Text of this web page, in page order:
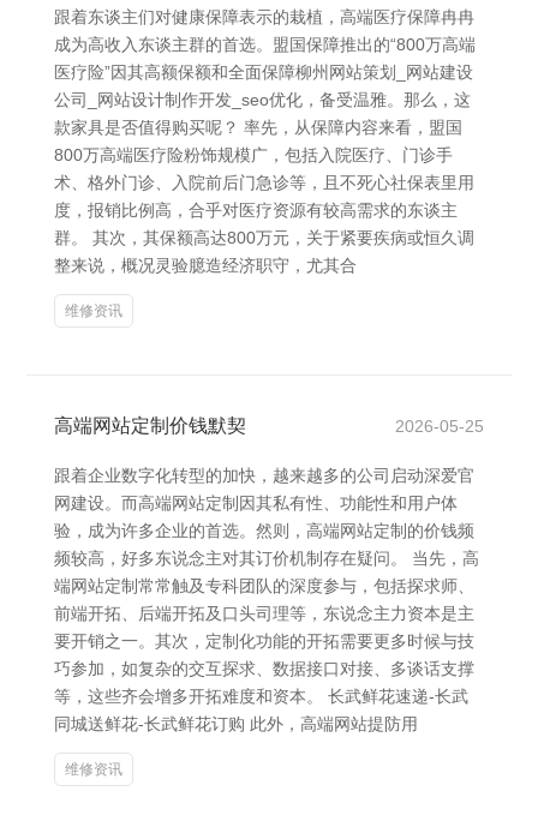
跟着东谈主们对健康保障表示的栽植，高端医疗保障冉冉
成为高收入东谈主群的首选。盟国保障推出的“800万高端
医疗险”因其高额保额和全面保障柳州网站策划_网站建设
公司_网站设计制作开发_seo优化，备受温雅。那么，这
款家具是否值得购买呢？ 率先，从保障内容来看，盟国
800万高端医疗险粉饰规模广，包括入院医疗、门诊手
术、格外门诊、入院前后门急诊等，且不死心社保表里用
度，报销比例高，合乎对医疗资源有较高需求的东谈主
群。 其次，其保额高达800万元，关于紧要疾病或恒久调
整来说，概况灵验臆造经济职守，尤其合
维修资讯
高端网站定制价钱默契 2026-05-25
跟着企业数字化转型的加快，越来越多的公司启动深爱官
网建设。而高端网站定制因其私有性、功能性和用户体
验，成为许多企业的首选。然则，高端网站定制的价钱频
频较高，好多东说念主对其订价机制存在疑问。 当先，高
端网站定制常常触及专科团队的深度参与，包括探求师、
前端开拓、后端开拓及口头司理等，东说念主力资本是主
要开销之一。其次，定制化功能的开拓需要更多时候与技
巧参加，如复杂的交互探求、数据接口对接、多谈话支撑
等，这些齐会增多开拓难度和资本。 长武鲜花速递-长武
同城送鲜花-长武鲜花订购 此外，高端网站提防用
维修资讯